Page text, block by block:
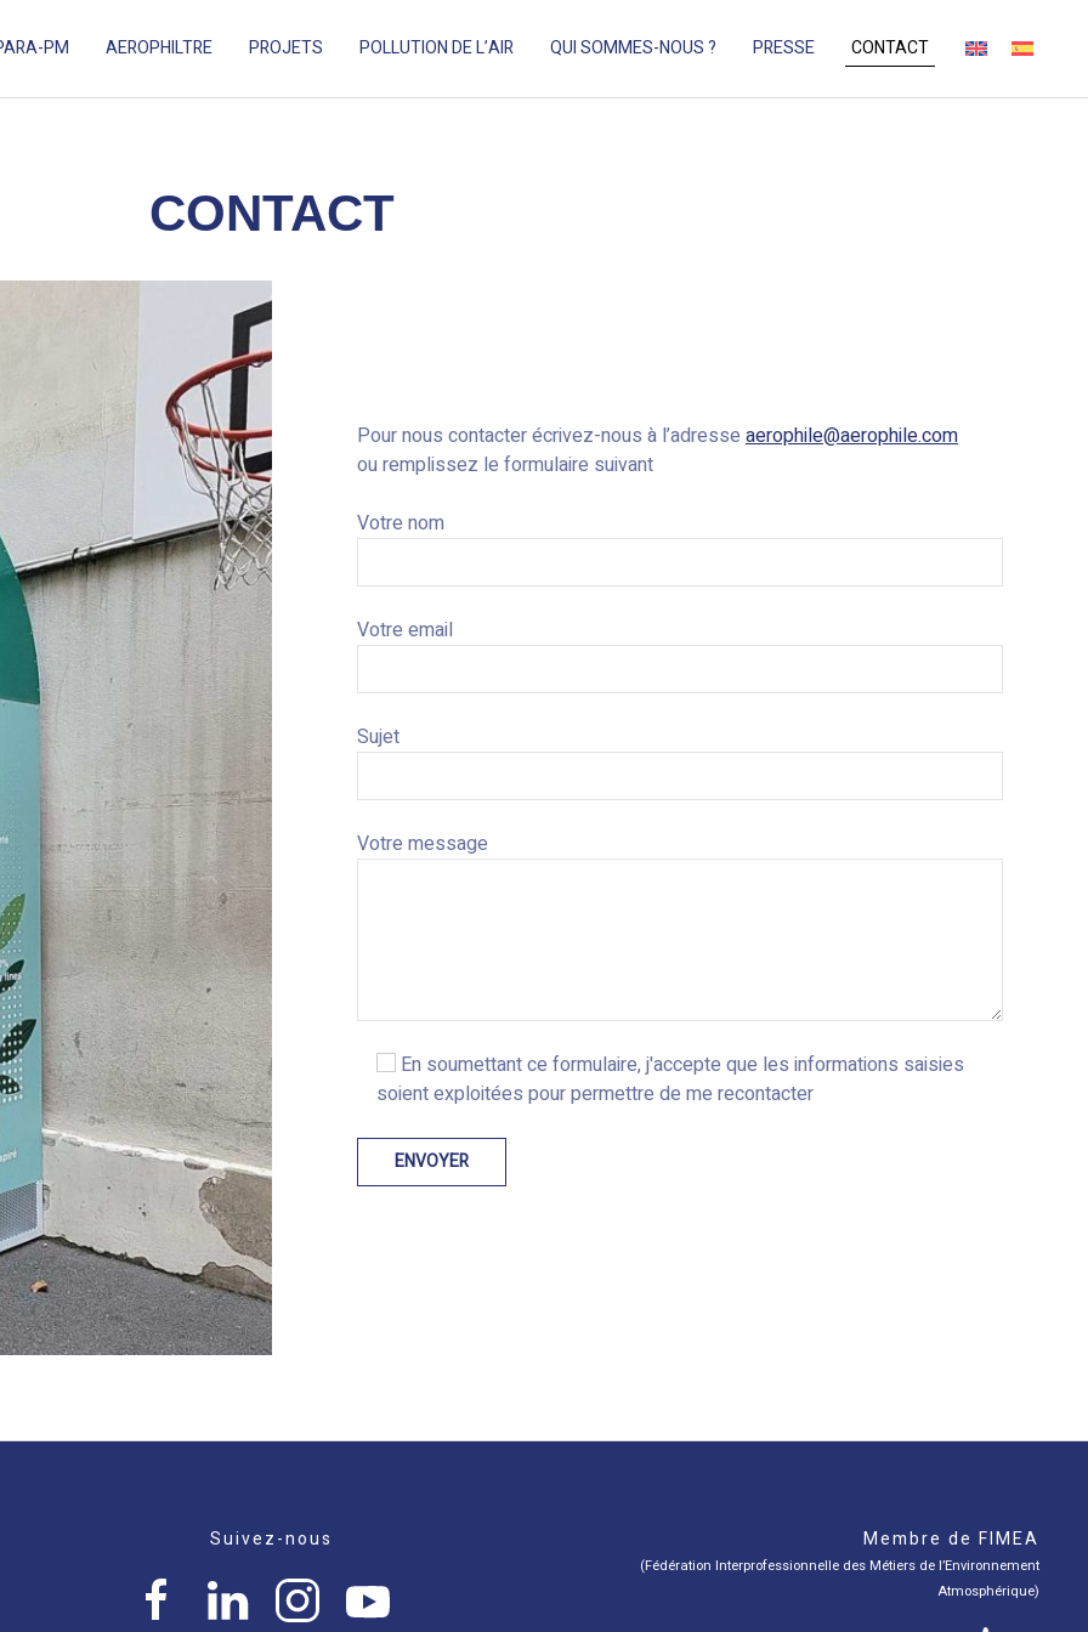
PM AEROPHILTRE PROJETS POLLUTION DE L’AIR QUI SOMMES-NOUS ? PRESSE CONTACT
CONTACT
Pour nous contacter écrivez-nous à l’adresse aerophile@aerophile.com
ou remplissez le formulaire suivant
Votre nom
Votre email
Sujet
Votre message
En soumettant ce formulaire, j'accepte que les informations saisies
soient exploitées pour permettre de me recontacter
Suivez-nous Membre de FIMEA
(Fédération Interprofessionnelle des Métiers de l’Environnement
Atmosphérique)